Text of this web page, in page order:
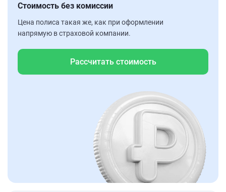
Стоимость без комиссии
Цена полиса такая же, как при оформлении
напрямую в страховой компании.
Рассчитать стоимость